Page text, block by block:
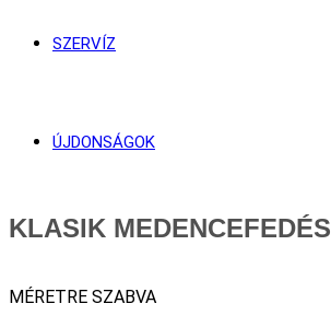
SZERVÍZ
ÚJDONSÁGOK
KLASIK MEDENCEFEDÉS
MÉRETRE SZABVA